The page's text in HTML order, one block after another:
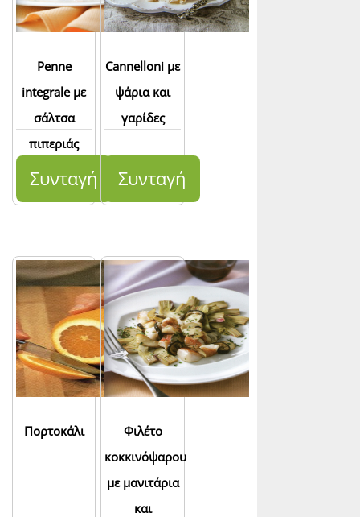
Penne
integrale με
σάλτσα
πιπεριάς
Συνταγή
Cannelloni με
ψάρια και
γαρίδες
Συνταγή
Πορτοκάλι
Φιλέτο
κοκκινόψαρου
με μανιτάρια
και